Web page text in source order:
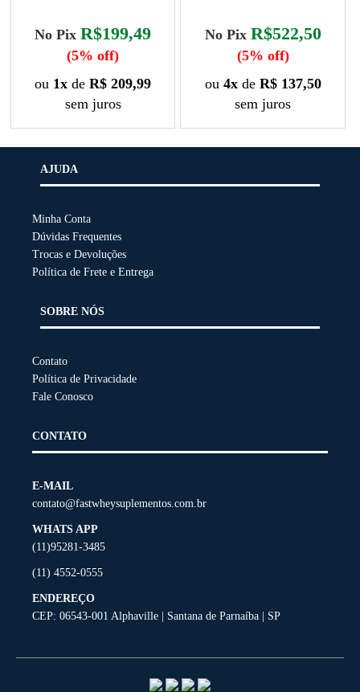
No Pix R$199,49
(5% off)
ou 1x deR$ 209,99
sem juros
Este
produto
várias
As
opções
podem
ser
do
produto
No Pix R$522,50
(5% off)
ou 4xde R$ 137,50
sem juros
Este
produto
várias
AJUDA
Minha Conta
Dúvidas Frequentes
Trocas e Devoluções
Política de Frete e Entrega
SOBRE NÓS
Contato
Política de Privacidade
Fale Conosco
CONTATO
E-MAIL
contato@fastwheysuplementos.com.br
WHATS APP
(11)95281-3485
(11) 4552-0555
ENDEREÇO
CEP: 06543-001 Alphaville | Santana de Parnaíba | SP